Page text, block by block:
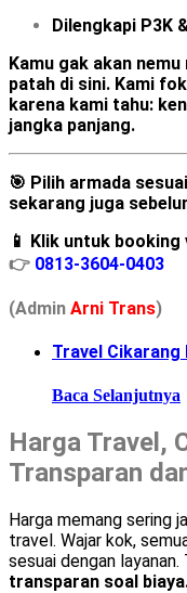
Dilengkapi P3K
Kamu gak akan
patah di sini. Kami
karena kami tahu:
jangka panjang.
🎯 Pilih armada
sekarang juga
📱 Klik untuk booking
👉 0813-3604-0403
(Admin Arni Trans)
Travel Cikarang
Baca Selanjutnya
Harga Travel,
Transparan
Harga memang sering
travel. Wajar kok,
sesuai dengan layanan.
transparan soal